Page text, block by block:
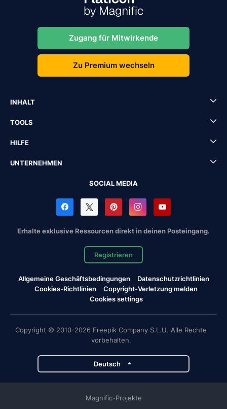
Zugang für Mitwirkende
Zu Premium wechseln
INHALT
TOOLS
HILFE
UNTERNEHMEN
SOCIAL MEDIA
Erhalte exklusive Ressourcen direkt in deinen Posteingang.
Registrieren
Allgemeine Geschäftsbedingungen
Datenschutzrichtlinien
Cookies-Richtlinien
Copyright-Verletzung melden
Cookies settings
Copyright © 2010-2026 Freepik Company S.L.U. Alle Rechte
vorbehalten.
Deutsch
Magnific-Projekte